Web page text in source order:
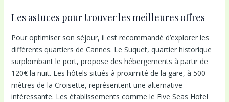
Les astuces pour trouver les meilleures offres
Pour optimiser son séjour, il est recommandé d’explorer les
différents quartiers de Cannes. Le Suquet, quartier historique
surplombant le port, propose des hébergements à partir de
120€ la nuit. Les hôtels situés à proximité de la gare, à 500
mètres de la Croisette, représentent une alternative
intéressante. Les établissements comme le Five Seas Hotel